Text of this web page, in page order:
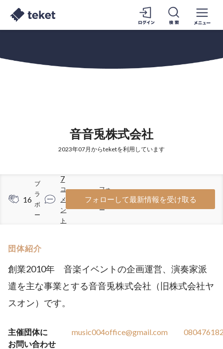
音音兎株式会社
2023年07月からteketを利用しています
16
ブ
ラ
ボ
ー
7
コ
メ
ン
ト
31
フォ
ロワ
ー
フォローして最新情報を受け取る
団体紹介
創業2010年 音楽イベントの企画運営、演奏家派
遣を主な事業とする音音兎株式会社（旧株式会社ヤ
スオン）です。
主催団体に
お問い合わせ
music004office@gmail.com